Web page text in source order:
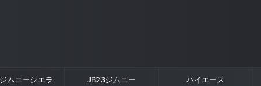
ムニーシエラ JB23ジムニー ハイエース